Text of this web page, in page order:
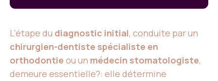
L’étape du diagnostic initial, conduite par un
chirurgien-dentiste spécialiste en
orthodontie ou un médecin stomatologiste,
demeure essentielle?: elle détermine